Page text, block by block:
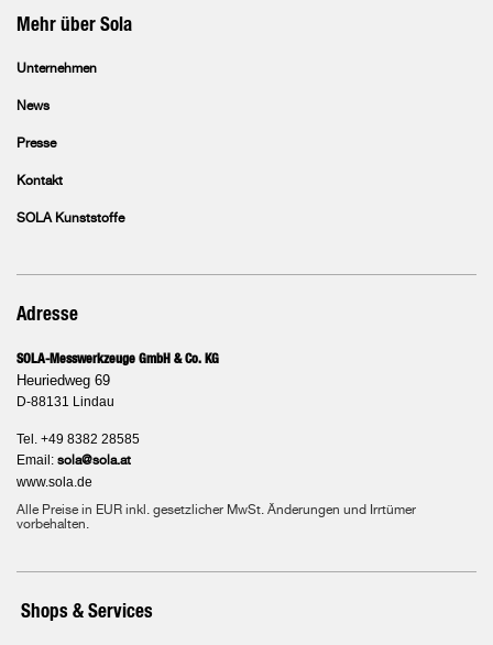
Mehr über Sola
Unternehmen
News
Presse
Kontakt
SOLA Kunststoffe
Adresse
SOLA-Messwerkzeuge GmbH & Co. KG
Heuriedweg 69
D-88131 Lindau
Tel. +49 8382 28585
Email: sola@sola.at
www.sola.de
Alle Preise in EUR inkl. gesetzlicher MwSt. Änderungen und Irrtümer
vorbehalten.
Shops & Services